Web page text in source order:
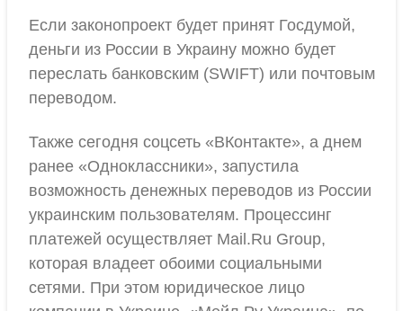
Если законопроект будет принят Госдумой,
деньги из России в Украину можно будет
переслать банковским (SWIFT) или почтовым
переводом.
Также сегодня соцсеть «ВКонтакте», а днем
ранее «Одноклассники», запустила
возможность денежных переводов из России
украинским пользователям. Процессинг
платежей осуществляет Mail.Ru Group,
которая владеет обоими социальными
сетями. При этом юридическое лицо